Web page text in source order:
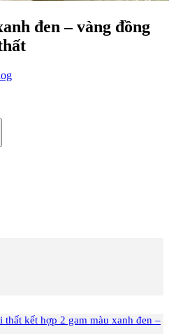
đen – vàng đồng
kết hợp 2 gam màu xanh đen –